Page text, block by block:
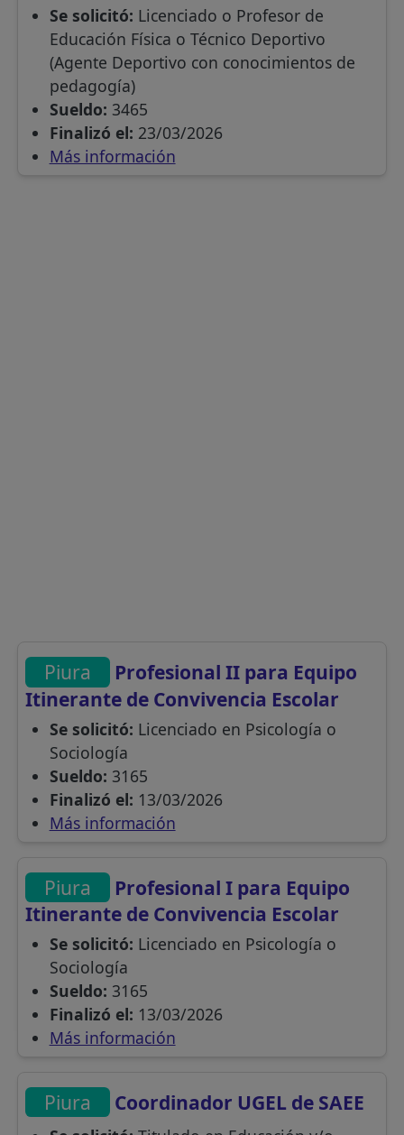
Se solicitó: Licenciado o Profesor de
Educación Física o Técnico Deportivo
(Agente Deportivo con conocimientos de
pedagogía)
Sueldo: 3465
Finalizó el: 23/03/2026
Más información
Piura
Profesional II para Equipo
Itinerante de Convivencia Escolar
Se solicitó: Licenciado en Psicología o
Sociología
Sueldo: 3165
Finalizó el: 13/03/2026
Más información
Piura
Profesional I para Equipo
Itinerante de Convivencia Escolar
Se solicitó: Licenciado en Psicología o
Sociología
Sueldo: 3165
Finalizó el: 13/03/2026
Más información
Piura Coordinador UGEL de SAEE